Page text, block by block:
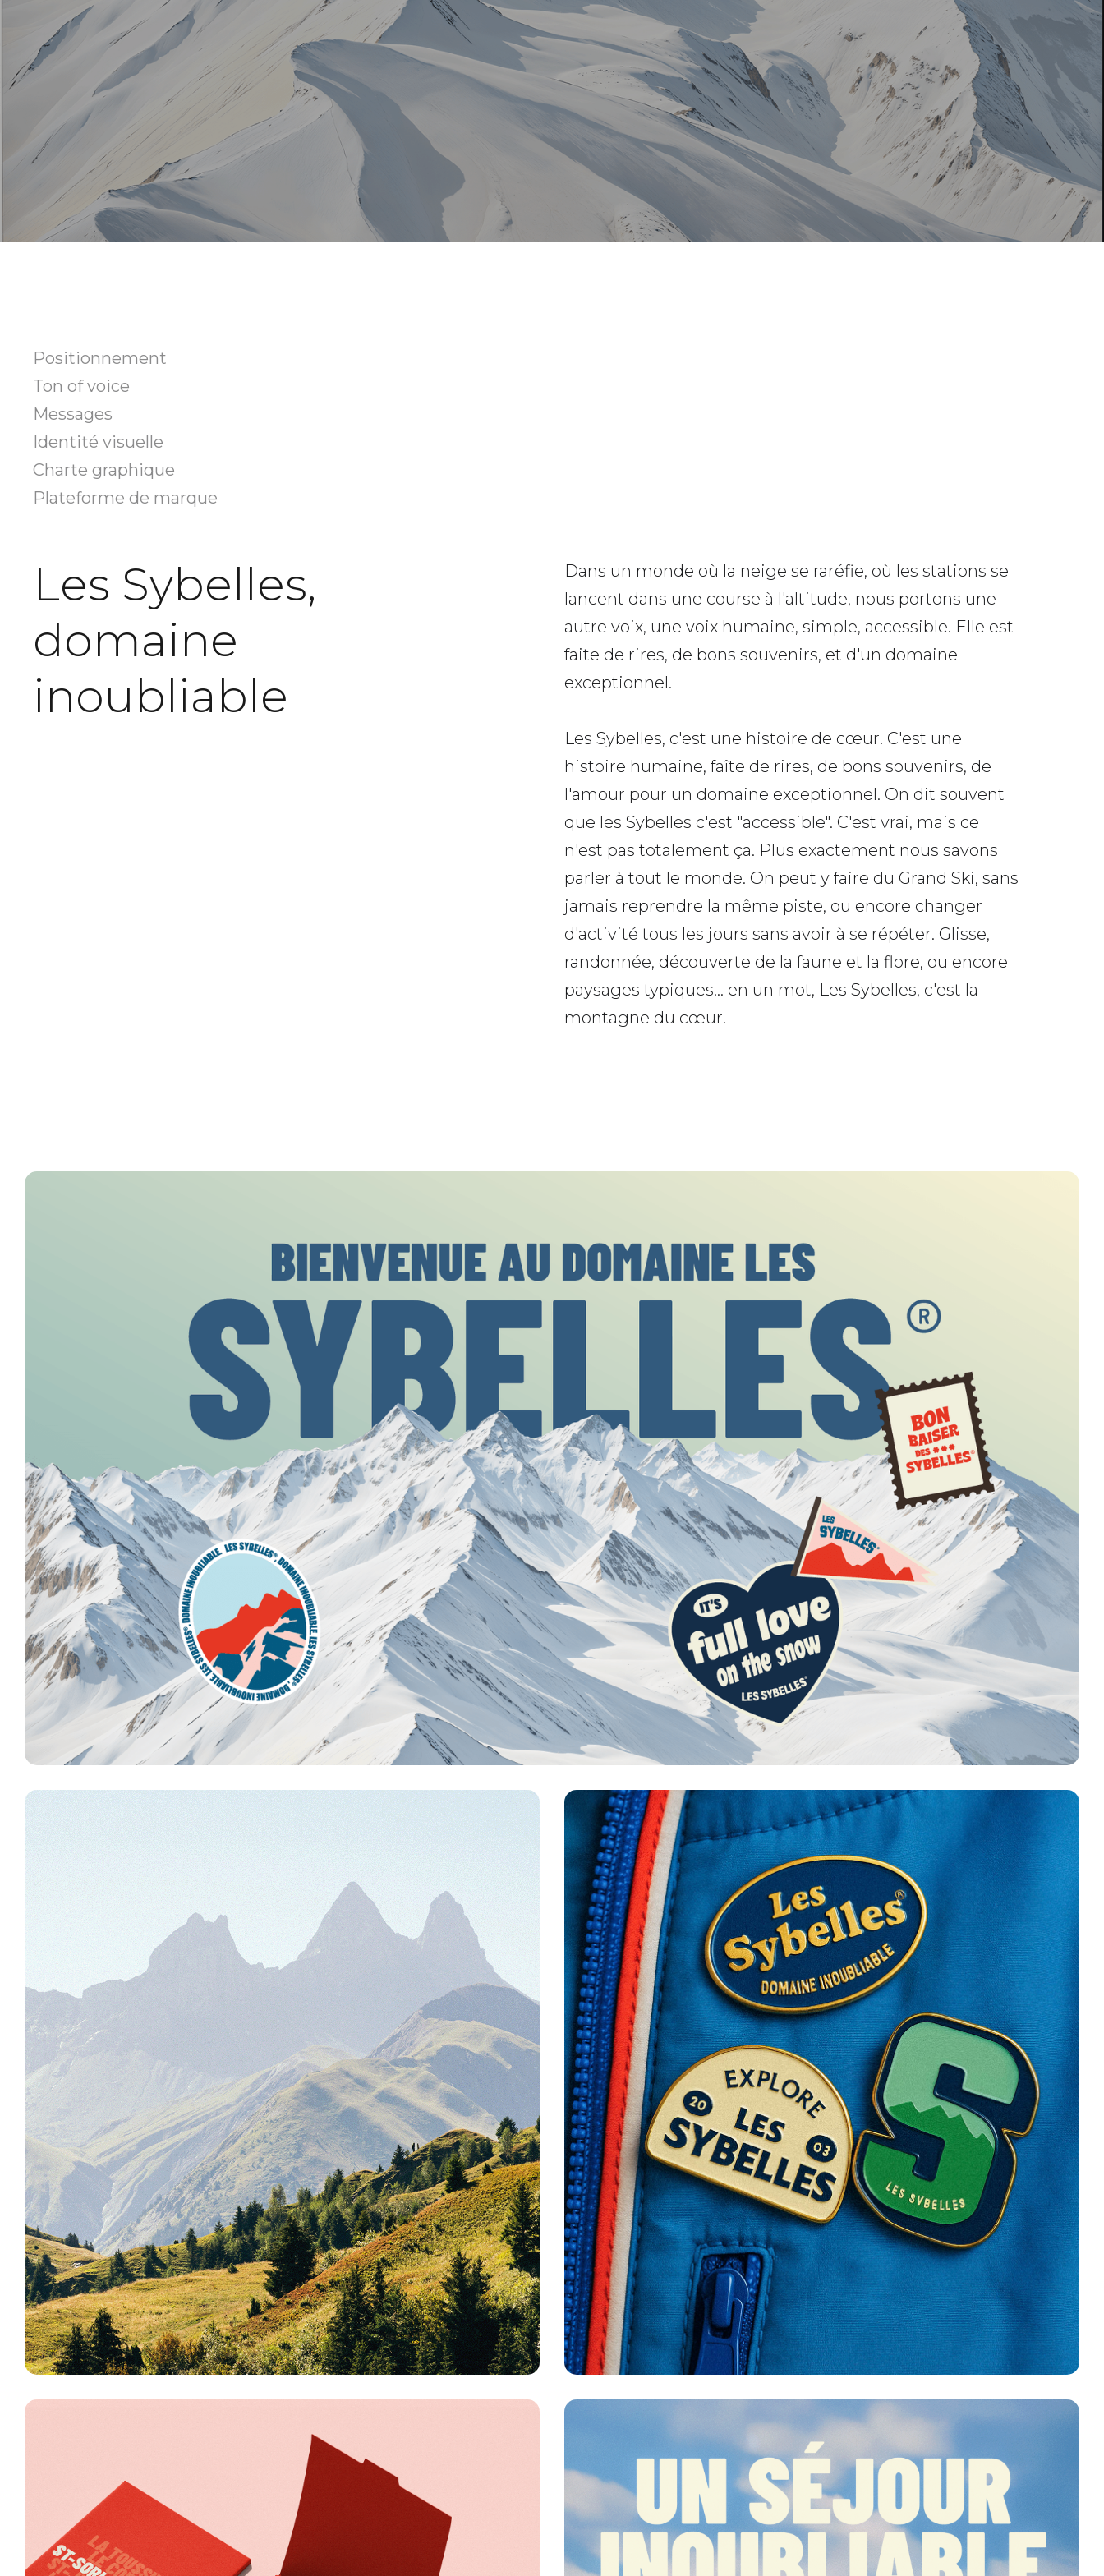
Positionnement
Ton of voice
Messages
Identité visuelle
Charte graphique
Plateforme de marque
Les Sybelles,
domaine
inoubliable
Dans un monde où la neige se raréfie, où les stations se
lancent dans une course à l'altitude, nous portons une
autre voix, une voix humaine, simple, accessible. Elle est
faite de rires, de bons souvenirs, et d'un domaine
exceptionnel.
Les Sybelles, c'est une histoire de cœur. C'est une
histoire humaine, faîte de rires, de bons souvenirs, de
l'amour pour un domaine exceptionnel. On dit souvent
que les Sybelles c'est "accessible". C'est vrai, mais ce
n'est pas totalement ça. Plus exactement nous savons
parler à tout le monde. On peut y faire du Grand Ski, sans
jamais reprendre la même piste, ou encore changer
d'activité tous les jours sans avoir à se répéter. Glisse,
randonnée, découverte de la faune et la flore, ou encore
paysages typiques… en un mot, Les Sybelles, c'est la
montagne du cœur.